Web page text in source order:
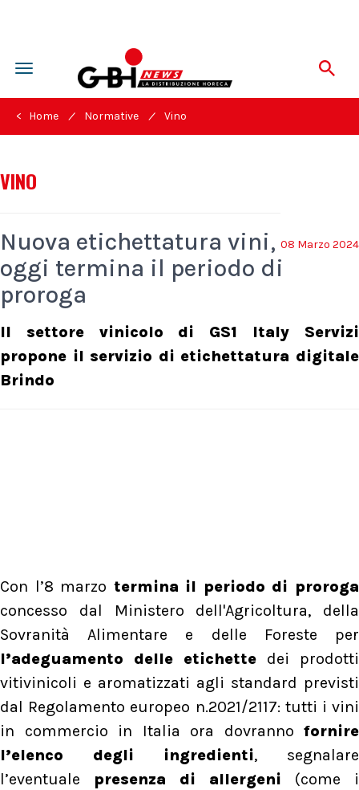
Toggle
navigation
< Home / Normative / Vino
VINO
08 Marzo 2024
Nuova etichettatura vini,
oggi termina il periodo di
proroga
Il settore vinicolo di GS1 Italy Servizi
propone il servizio di etichettatura digitale
Brindo
Con l’8 marzo termina il periodo di proroga
concesso dal Ministero dell'Agricoltura, della
Sovranità Alimentare e delle Foreste per
l’adeguamento delle etichette dei prodotti
vitivinicoli e aromatizzati agli standard previsti
dal Regolamento europeo n.2021/2117: tutti i vini
in commercio in Italia ora dovranno fornire
l’elenco degli ingredienti, segnalare
l’eventuale presenza di allergeni (come i